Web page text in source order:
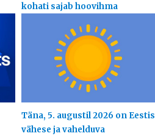
kohati sajab hoovihma
Täna, 5. augustil 2026 on Eestis
vähese ja vahelduva